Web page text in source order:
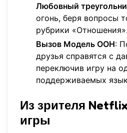
Любовный
огонь, беря вопросы
рубрики «Отношения».
Вызов Модель ООН:
друзья справятся с
переключив игру на
поддерживаемых
Из зрителя
игры